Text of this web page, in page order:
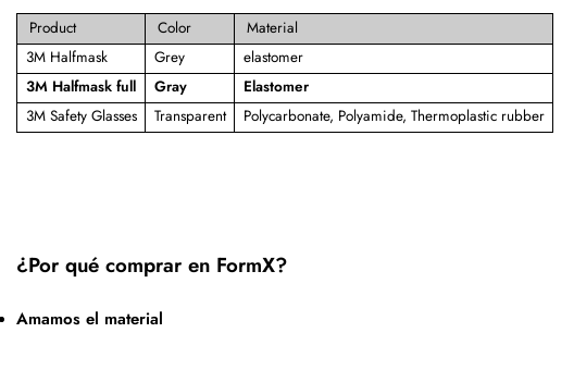
Product Color
Material
3M Halfmask
Grey
elastomer
3M Halfmask full
Gray
Elastomer
3M Safety Glasses
Transparent Polycarbonate, Polyamide, Thermoplastic rubber
¿Por qué comprar en FormX?
Amamos el material